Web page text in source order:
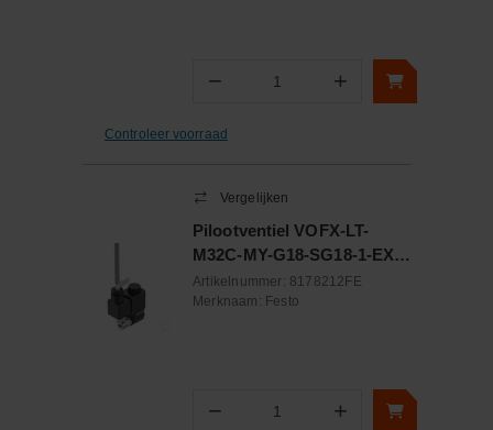
− Aantal +
Controleer voorraad
Vergelijken
Pilootventiel VOFX-LT-
M32C-MY-G18-SG18-1-EX4-
M
Artikelnummer: 8178212FE
Merknaam: Festo
− Aantal +